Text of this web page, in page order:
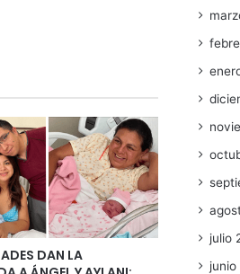
DAN LA
julio
junio